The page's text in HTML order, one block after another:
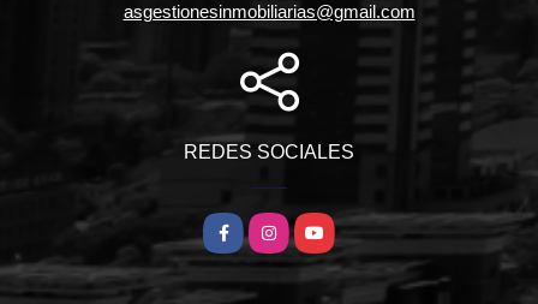
asgestionesinmobiliarias@gmail.com
REDES SOCIALES
FacebookInstagramYouTube